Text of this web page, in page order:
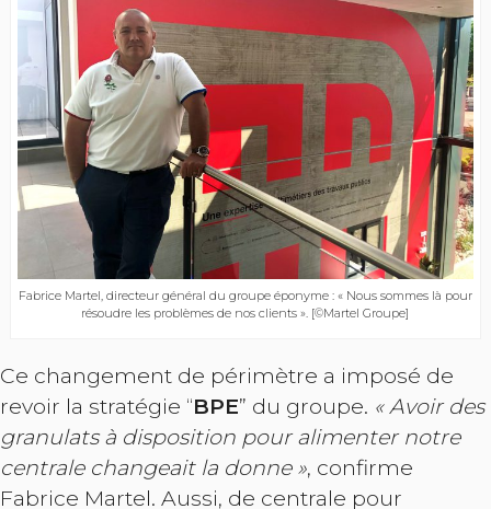
Fabrice Martel, directeur général du groupe éponyme : « Nous sommes là pour
résoudre les problèmes de nos clients ». [©Martel Groupe]
Ce changement de périmètre a imposé de
revoir la stratégie “BPE” du groupe. « Avoir des
granulats à disposition pour alimenter notre
centrale changeait la donne », confirme
Fabrice Martel. Aussi, de centrale pour